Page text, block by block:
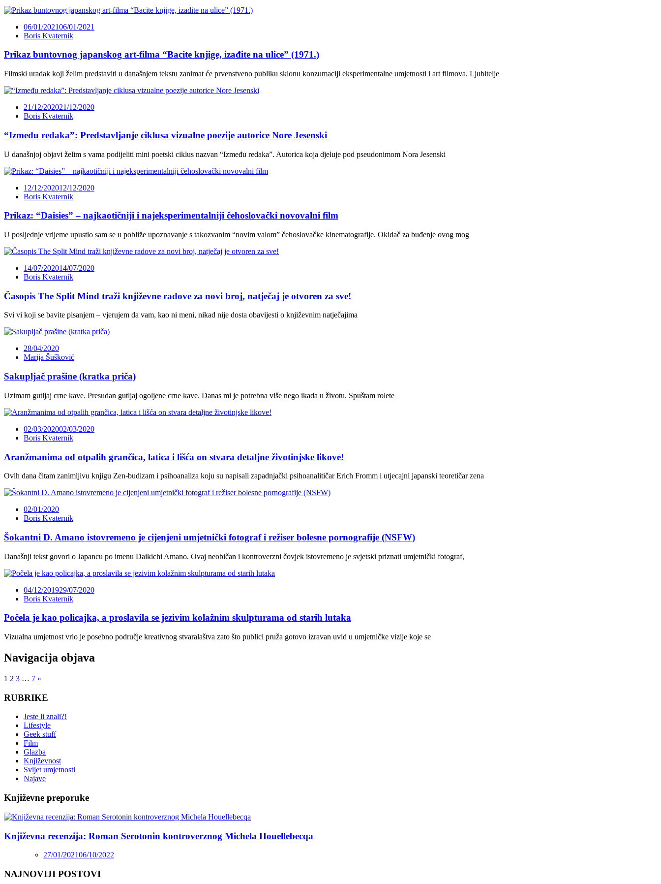
06/01/202106/01/2021
Boris Kvaternik
Prikaz buntovnog japanskog art-filma “Bacite knjige, izađite na ulice” (1971.)
Filmski uradak koji želim predstaviti u današnjem tekstu zanimat će prvenstveno publiku sklonu konzumaciji eksperimentalne umjetnosti i art filmova. Ljubitelje
21/12/202021/12/2020
Boris Kvaternik
“Između redaka”: Predstavljanje ciklusa vizualne poezije autorice Nore Jesenski
U današnjoj objavi želim s vama podijeliti mini poetski ciklus nazvan “Između redaka”. Autorica koja djeluje pod pseudonimom Nora Jesenski
12/12/202012/12/2020
Boris Kvaternik
Prikaz: “Daisies” – najkaotičniji i najeksperimentalniji čehoslovački novovalni film
U posljednje vrijeme upustio sam se u pobliže upoznavanje s takozvanim “novim valom” čehoslovačke kinematografije. Okidač za buđenje ovog mog
14/07/202014/07/2020
Boris Kvaternik
Časopis The Split Mind traži književne radove za novi broj, natječaj je otvoren za sve!
Svi vi koji se bavite pisanjem – vjerujem da vam, kao ni meni, nikad nije dosta obavijesti o književnim natječajima
28/04/2020
Marija Šušković
Sakupljač prašine (kratka priča)
Uzimam gutljaj crne kave. Presudan gutljaj ogoljene crne kave. Danas mi je potrebna više nego ikada u životu. Spuštam rolete
02/03/202002/03/2020
Boris Kvaternik
Aranžmanima od otpalih grančica, latica i lišća on stvara detaljne životinjske likove!
Ovih dana čitam zanimljivu knjigu Zen-budizam i psihoanaliza koju su napisali zapadnjački psihoanalitičar Erich Fromm i utjecajni japanski teoretičar zena
02/01/2020
Boris Kvaternik
Šokantni D. Amano istovremeno je cijenjeni umjetnički fotograf i režiser bolesne pornografije (NSFW)
Današnji tekst govori o Japancu po imenu Daikichi Amano. Ovaj neobičan i kontroverzni čovjek istovremeno je svjetski priznati umjetnički fotograf,
04/12/201929/07/2020
Boris Kvaternik
Počela je kao policajka, a proslavila se jezivim kolažnim skulpturama od starih lutaka
Vizualna umjetnost vrlo je posebno područje kreativnog stvaralaštva zato što publici pruža gotovo izravan uvid u umjetničke vizije koje se
Navigacija objava
1 2 3 … 7 »
RUBRIKE
Jeste li znali?!
Lifestyle
Geek stuff
Film
Glazba
Književnost
Svijet umjetnosti
Najave
Književne preporuke
Književna recenzija: Roman Serotonin kontroverznog Michela Houellebecqa
27/01/202106/10/2022
NAJNOVIJI POSTOVI